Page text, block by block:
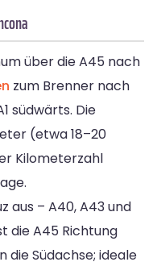
über die A45 nach
zum Brenner nach
südwärts. Die
(etwa 18–20
Kilometerzahl
aus – A40, A43 und
die A45 Richtung
die Südachse; ideale